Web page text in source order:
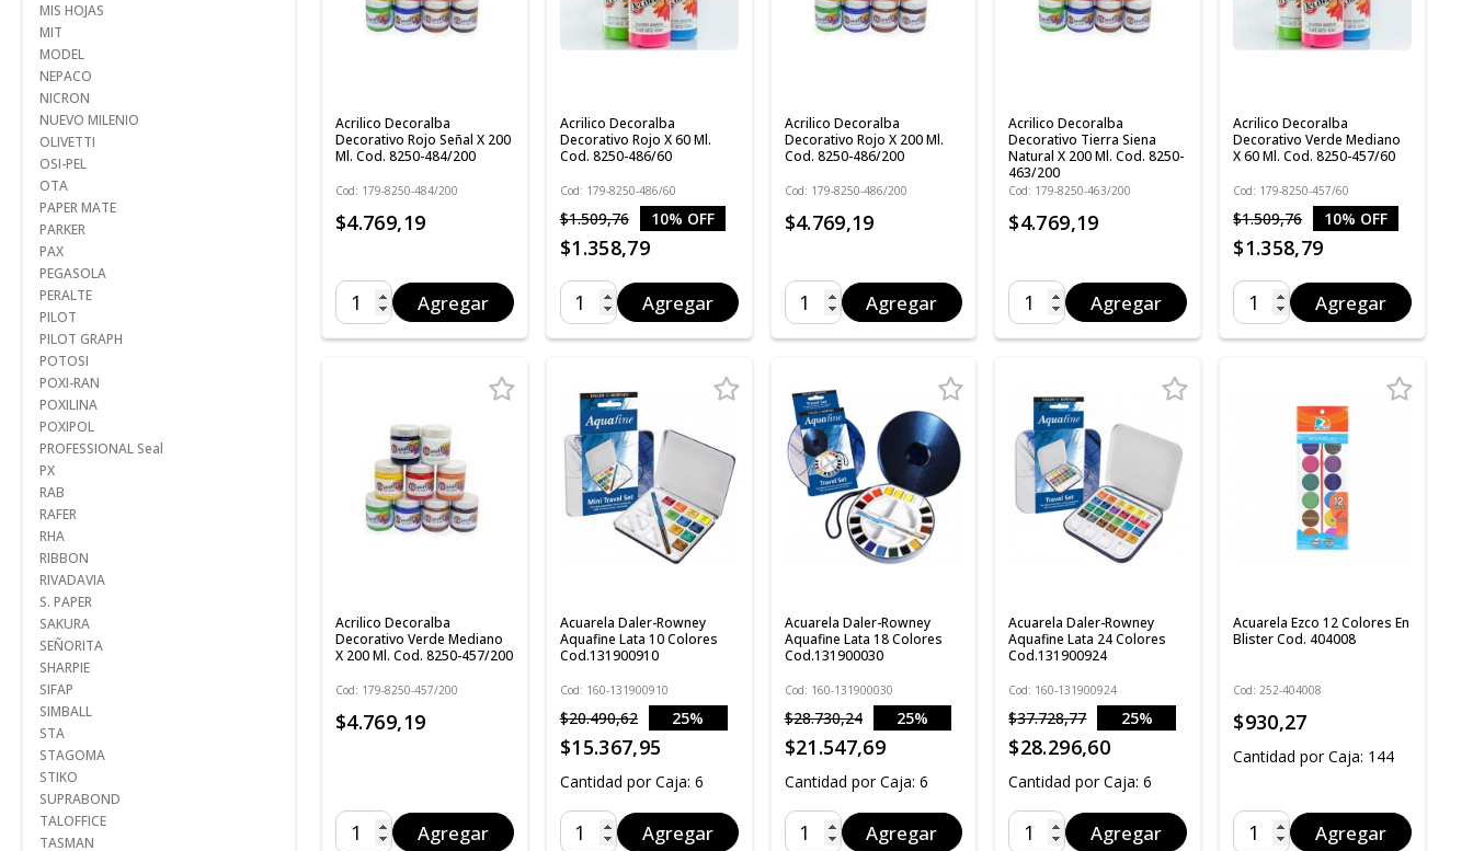
MIS HOJAS
MIT
MODEL
NEPACO
NICRON
NUEVO MILENIO
OLIVETTI
OSI-PEL
OTA
PAPER MATE
PARKER
PAX
PEGASOLA
PERALTE
PILOT
PILOT GRAPH
POTOSI
POXI-RAN
POXILINA
POXIPOL
PROFESSIONAL Seal
PX
RAB
RAFER
RHA
RIBBON
RIVADAVIA
S. PAPER
SAKURA
SEÑORITA
SHARPIE
SIFAP
SIMBALL
STA
STAGOMA
STIKO
SUPRABOND
TALOFFICE
TASMAN
Acrilico Decoralba
Decorativo Rojo Señal X 200
Ml. Cod. 8250-484/200
Cod: 179-8250-484/200
$4.769,19
Agregar
Acrilico Decoralba
Decorativo Rojo X 60 Ml.
Cod. 8250-486/60
Cod: 179-8250-486/60
$1.509,76 10% OFF
$1.358,79
Agregar
Acrilico Decoralba
Decorativo Rojo X 200 Ml.
Cod. 8250-486/200
Cod: 179-8250-486/200
$4.769,19
Agregar
Acrilico Decoralba
Decorativo Tierra Siena
Natural X 200 Ml. Cod. 8250-
463/200
Cod: 179-8250-463/200
$4.769,19
Agregar
Acrilico Decoralba
Decorativo Verde Mediano
X 60 Ml. Cod. 8250-457/60
Cod: 179-8250-457/60
$1.509,76 10% OFF
$1.358,79
Agregar
Acrilico Decoralba
Decorativo Verde Mediano
X 200 Ml. Cod. 8250-457/200
Cod: 179-8250-457/200
$4.769,19
Agregar
Acuarela Daler-Rowney
Aquafine Lata 10 Colores
Cod.131900910
Cod: 160-131900910
$20.490,62
25%
$15.367,95
Cantidad por Caja: 6
Agregar
Acuarela Daler-Rowney
Aquafine Lata 18 Colores
Cod.131900030
Cod: 160-131900030
$28.730,24
25%
$21.547,69
Cantidad por Caja: 6
Agregar
Acuarela Daler-Rowney
Aquafine Lata 24 Colores
Cod.131900924
Cod: 160-131900924
$37.728,77
25%
$28.296,60
Cantidad por Caja: 6
Agregar
Acuarela Ezco 12 Colores En
Blister Cod. 404008
Cod: 252-404008
$930,27
Cantidad por Caja: 144
Agregar